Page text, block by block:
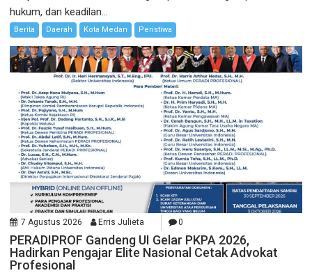
hukum, dan keadilan...
Berita Daerah Kota Medan Peristiwa
7 Agustus 2026 Erris Julieta 0
PERADIPROF Gandeng UI Gelar PKPA 2026,
Hadirkan Pengajar Elite Nasional Cetak Advokat
Profesional